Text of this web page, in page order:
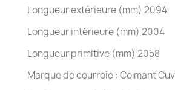
Longueur extérieure (mm) 2094
Longueur intérieure (mm) 2004
Longueur primitive (mm) 2058
Marque de courroie : Colmant